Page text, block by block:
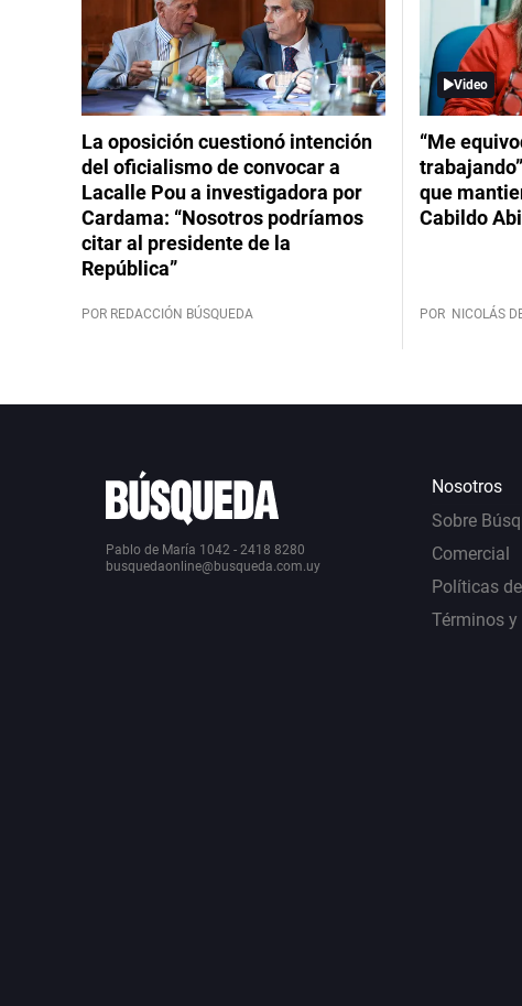
La oposición cuestionó intención
del oficialismo de convocar a
Lacalle Pou a investigadora por
Cardama: “Nosotros podríamos
citar al presidente de la
República”
POR REDACCIÓN BÚSQUEDA
Video
“Me
que
Cabildo
POR NICOLÁS
Pablo de María 1042 - 2418 8280
busquedaonline@busqueda.com.uy
Nosotros
Sobre
Comercial
Políticas
Términos